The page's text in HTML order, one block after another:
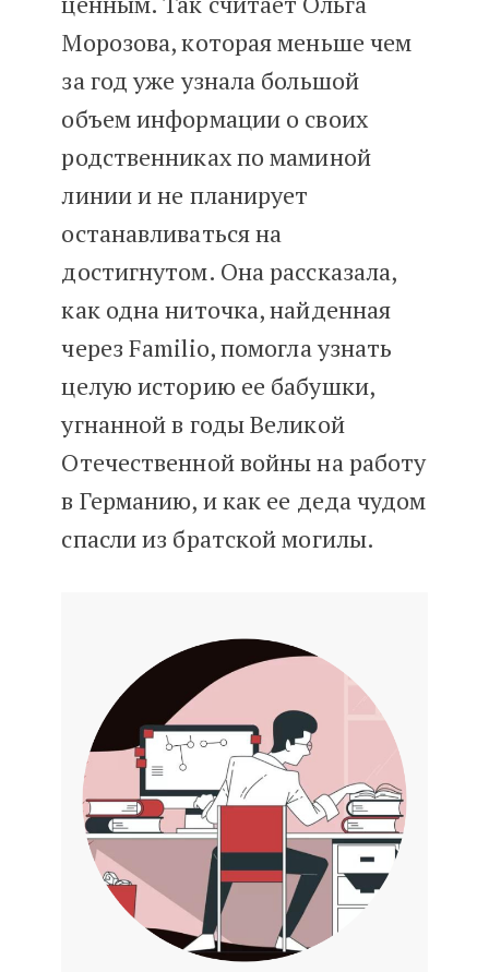
Морозова, которая меньше чем
за год уже узнала большой
объем информации о своих
родственниках по маминой
линии и не планирует
останавливаться на
достигнутом. Она рассказала,
как одна ниточка, найденная
через Familio, помогла узнать
целую историю ее бабушки,
угнанной в годы Великой
Отечественной войны на работу
в Германию, и как ее деда чудом
спасли из братской могилы.